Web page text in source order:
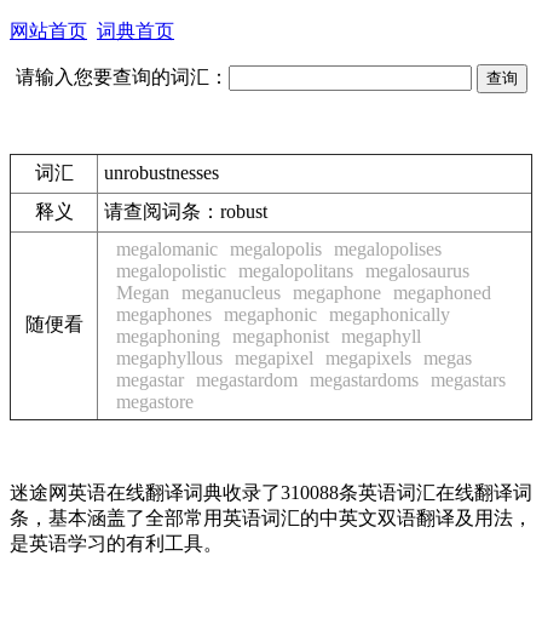
网站首页 词典首页
请输入您要查询的词汇：
词汇
unrobustnesses
释义
请查阅词条： robust
随便看
megalomanic megalopolis megalopolises
megalopolistic megalopolitans megalosaurus
Megan
meganucleus megaphone megaphoned
megaphones megaphonic megaphonically
megaphoning
megaphonist megaphyll
megaphyllous megapixel megapixels megas
megastar megastardom megastardoms megastars
megastore
迷途网英语在线翻译词典收录了310088条英语词汇在线翻译词
条，基本涵盖了全部常用英语词汇的中英文双语翻译及用法，
是英语学习的有利工具。